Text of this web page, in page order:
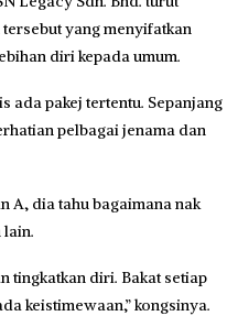
yang menyifatkan
diri kepada umum.
ada pakej tertentu. Sepanjang
pelbagai jenama dan
A, dia tahu bagaimana nak
lain.
tingkatkan diri. Bakat setiap
keistimewaan,” kongsinya.